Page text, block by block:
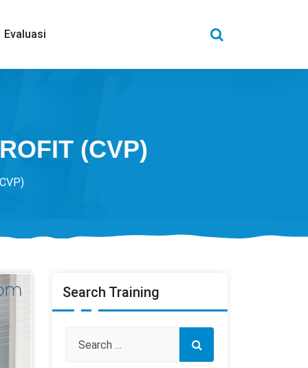
Evaluasi
(CVP)
Search Training